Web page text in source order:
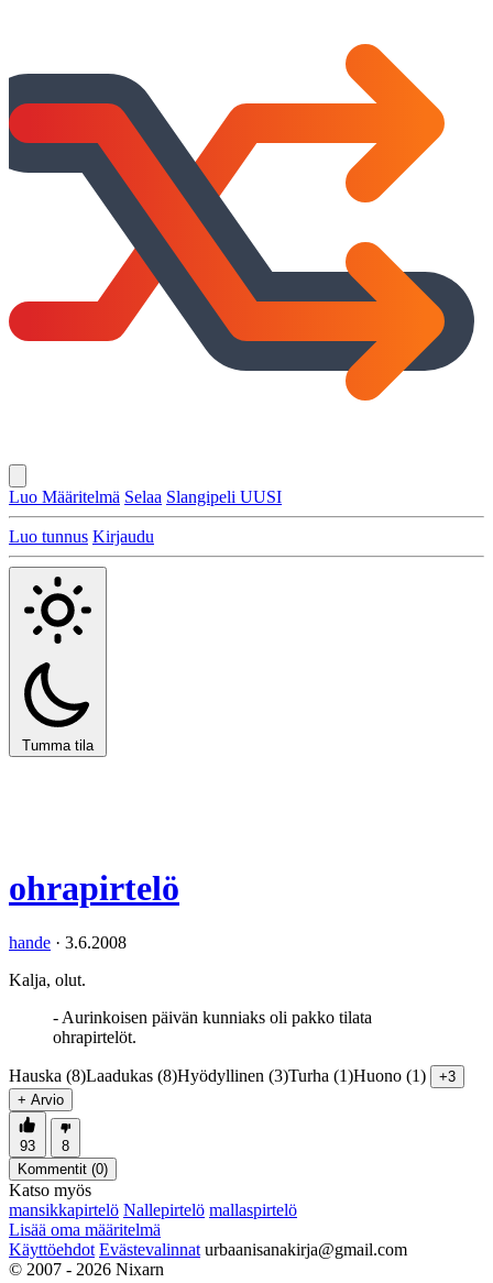
Luo Määritelmä Selaa Slangipeli UUSI
Luo tunnus Kirjaudu
Tumma tila
ohrapirtelö
hande · 3.6.2008
Kalja, olut.
- Aurinkoisen päivän kunniaks oli pakko tilata
ohrapirtelöt.
Hauska (8)Laadukas (8)Hyödyllinen (3)Turha (1)Huono (1)
+3
+ Arvio
93
8
Kommentit (0)
Katso myös
mansikkapirtelö Nallepirtelö mallaspirtelö
Lisää oma määritelmä
Käyttöehdot Evästevalinnat urbaanisanakirja@gmail.com
© 2007 - 2026 Nixarn